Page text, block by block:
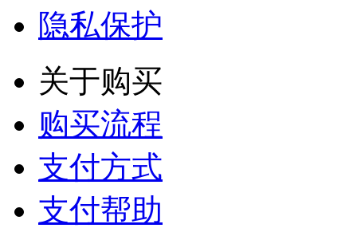
隐私保护
关于购买
购买流程
支付方式
支付帮助